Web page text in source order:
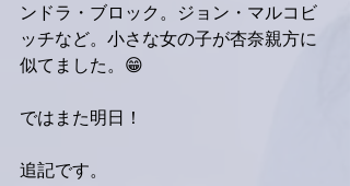
ンドラ・ブロック。ジョン・マルコビ
ッチなど。小さな女の子が杏奈親方に
似てました。😁
ではまた明日！
追記です。